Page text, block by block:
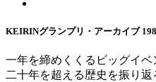
KEIRINグランプリ・アーカイブ
一年を締めくくるビッグイベ
二十年を超える歴史を振り